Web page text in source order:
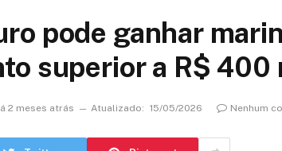
pode ganhar
superior a R$ 400
2 meses atrás Atualizado: 15/05/2026 Nenhum